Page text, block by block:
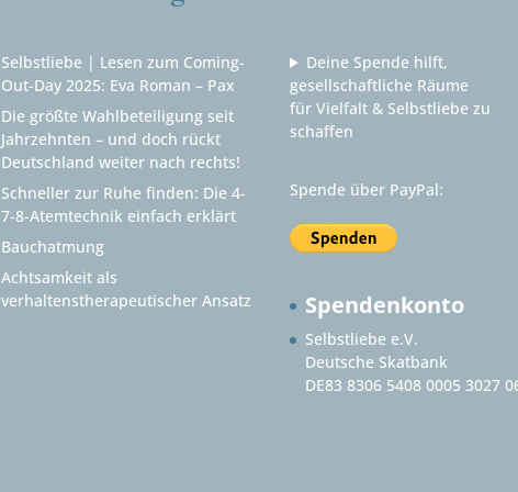
Selbstliebe | Lesen zum Coming-
Out-Day 2025: Eva Roman – Pax
Die größte Wahlbeteiligung seit
Jahrzehnten – und doch rückt
Deutschland weiter nach rechts!
Schneller zur Ruhe finden: Die 4-
7-8-Atemtechnik einfach erklärt
Bauchatmung
Achtsamkeit als
verhaltenstherapeutischer Ansatz
Deine Spende hilft,
gesellschaftliche Räume
für Vielfalt & Selbstliebe zu
schaffen
Spende über PayPal:
Spendenkonto
Selbstliebe e.V.
Deutsche Skatbank
DE83 8306 5408 0005 3027